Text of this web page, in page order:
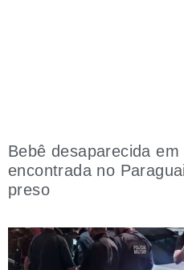
Bebê desaparecida
encontrada no
preso